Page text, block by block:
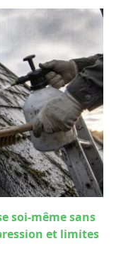
soi-même sans
et limites